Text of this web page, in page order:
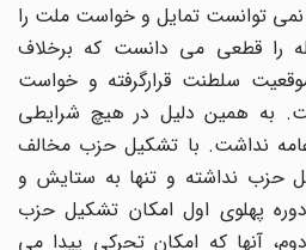
توانست تمایل و خواست ملت را
را قطعی می دانست که برخلاف
سلطنت قرارگرفته و خواست
به همین دلیل در هیچ شرایطی
نداشت. با تشکیل حزب مخالف
حزب نداشته و تنها به ستایش و
پهلوی اول امکان تشکیل حزب
آنها که امکان تحرکی پیدا می